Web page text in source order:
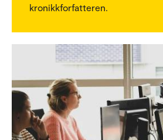
kronikkforfatteren.